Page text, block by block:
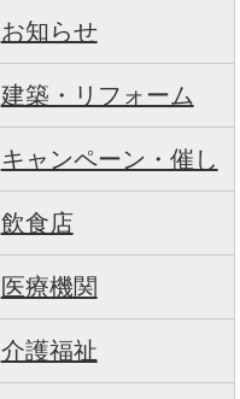
お知らせ
建築・リフォーム
キャンペーン・催し
飲食店
医療機関
介護福祉